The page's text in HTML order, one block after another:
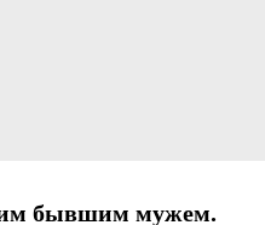
бывшим мужем.